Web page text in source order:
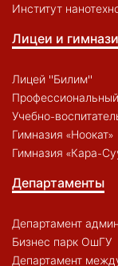
Институт
Лицеи и
Лицей "Билим"
Учебно-
Гимназия «Ноокат»
Гимназия «Кара-
Департаменты
Департамент
Бизнес парк ОшГУ
Департамент